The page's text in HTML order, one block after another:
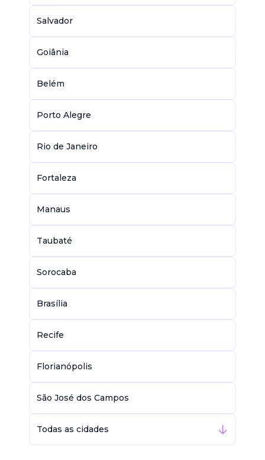
Salvador
Goiânia
Belém
Porto Alegre
Rio de Janeiro
Fortaleza
Manaus
Taubaté
Sorocaba
Brasília
Recife
Florianópolis
São José dos Campos
Todas as cidades